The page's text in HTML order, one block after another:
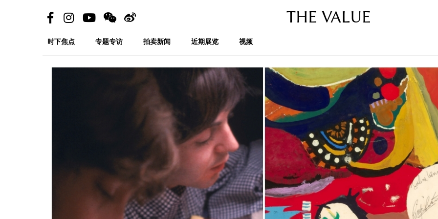
THE VALUE
时下焦点 专题专访 拍卖新闻 近期展览 视频